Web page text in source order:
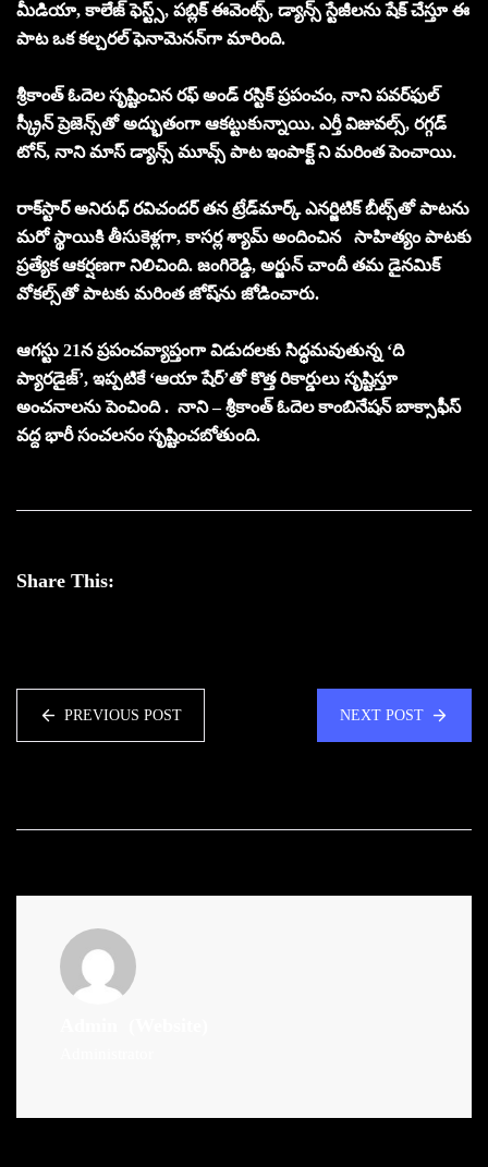
మీడియా, కాలేజ్ ఫెస్ట్స్, పబ్లిక్ ఈవెంట్స్, డ్యాన్స్ స్టేజీలను షేక్ చేస్తూ ఈ
పాట ఒక కల్చరల్ ఫెనామెనన్‌గా మారింది.
శ్రీకాంత్ ఓదెల సృష్టించిన రఫ్ అండ్ రస్టిక్ ప్రపంచం, నాని పవర్‌ఫుల్
స్క్రీన్ ప్రెజెన్స్‌తో అద్భుతంగా ఆకట్టుకున్నాయి. ఎర్తీ విజువల్స్, రగ్గడ్
టోన్, నాని మాస్ డ్యాన్స్ మూవ్స్ పాట ఇంపాక్ట్ ని మరింత పెంచాయి.
రాక్‌స్టార్ అనిరుధ్ రవిచందర్ తన ట్రేడ్‌మార్క్ ఎనర్జిటిక్ బీట్స్‌తో పాటను
మరో స్థాయికి తీసుకెళ్లగా, కాసర్ల శ్యామ్ అందించిన సాహిత్యం పాటకు
ప్రత్యేక ఆకర్షణగా నిలిచింది. జంగిరెడ్డి, అర్జున్ చాందీ తమ డైనమిక్
వోకల్స్‌తో పాటకు మరింత జోష్‌ను జోడించారు.
ఆగస్టు 21న ప్రపంచవ్యాప్తంగా విడుదలకు సిద్ధమవుతున్న ‘ది
ప్యారడైజ్’, ఇప్పటికే ‘ఆయా షేర్’తో కొత్త రికార్డులు సృష్టిస్తూ
అంచనాలను పెంచింది . నాని – శ్రీకాంత్ ఓదెల కాంబినేషన్ బాక్సాఫీస్
వద్ద భారీ సంచలనం సృష్టించబోతుంది.
Share This:
PREVIOUS POST NEXT POST